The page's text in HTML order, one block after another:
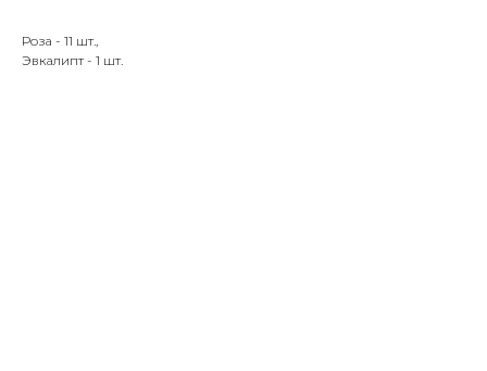
Роза - 11 шт.,
Эвкалипт - 1 шт.